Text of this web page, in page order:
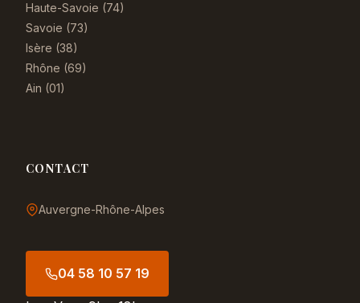
Haute-Savoie (74)
Savoie (73)
Isère (38)
Rhône (69)
Ain (01)
CONTACT
Auvergne-Rhône-Alpes
04 58 10 57 19